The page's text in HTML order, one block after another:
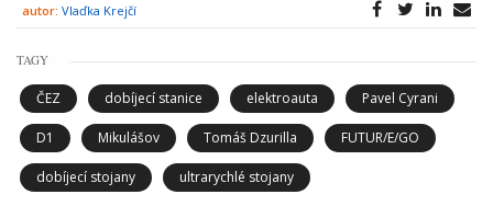
autor: Vlaďka Krejčí
TAGY
ČEZ dobíjecí stanice elektroauta Pavel Cyrani
D1 Mikulášov Tomáš Dzurilla FUTUR/E/GO
dobíjecí stojany ultrarychlé stojany